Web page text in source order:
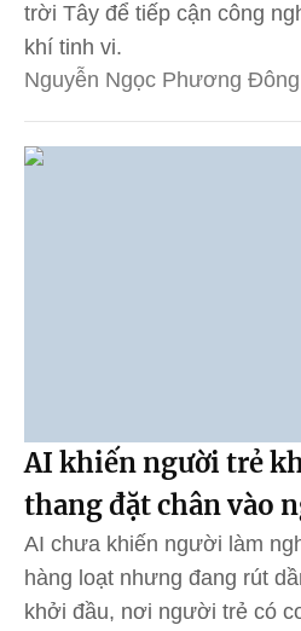
trời Tây để tiếp cận công
khí tinh vi.
Nguyễn Ngọc Phương Đông
AI khiến người trẻ
thang đặt chân vào
AI chưa khiến người làm
hàng loạt nhưng đang rút
khởi đầu, nơi người trẻ có